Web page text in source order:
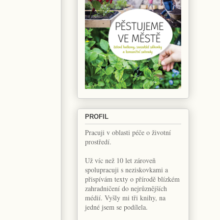
PROFIL
Pracuji v oblasti péče o životní
prostředí.
Už víc než 10 let zároveň
spolupracuji s neziskovkami a
přispívám texty o přírodě blízkém
zahradničení do nejrůznějších
médií. Vyšly mi tři knihy, na
jedné jsem se podílela.